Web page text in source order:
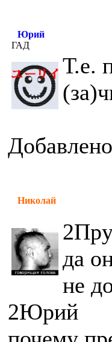
Юрий
ГАД
Т.е.
Николай
да
не
2Юрий